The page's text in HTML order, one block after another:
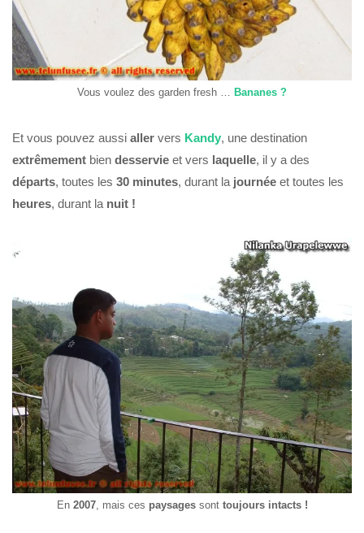
Vous voulez des garden fresh … Bananes ?
Et vous pouvez aussi aller vers Kandy, une destination
extrêmement bien desservie et vers laquelle, il y a des
départs, toutes les 30 minutes, durant la journée et toutes les
heures, durant la nuit !
En 2007, mais ces paysagessont toujours intacts !